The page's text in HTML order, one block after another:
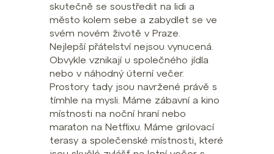
skutečně se soustředit na lidi a
město kolem sebe a zabydlet se ve
svém novém životě v Praze.
Nejlepší přátelství nejsou vynucená.
Obvykle vznikají u společného jídla
nebo v náhodný úterní večer.
Prostory tady jsou navržené právě s
tímhle na mysli. Máme zábavní a kino
místnosti na noční hraní nebo
maraton na Netflixu. Máme grilovací
terasy a společenské místnosti, které